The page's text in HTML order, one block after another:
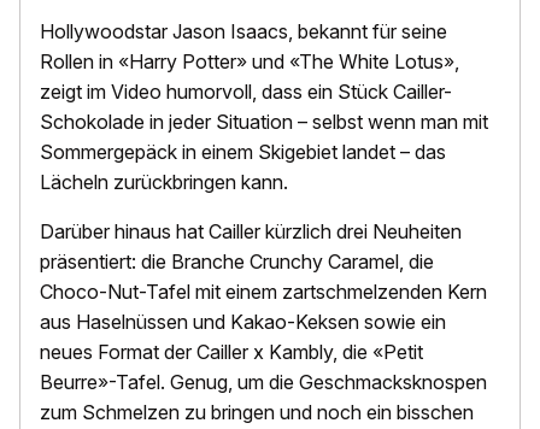
Hollywoodstar Jason Isaacs, bekannt für seine
Rollen in «Harry Potter» und «The White Lotus»,
zeigt im Video humorvoll, dass ein Stück Cailler-
Schokolade in jeder Situation – selbst wenn man mit
Sommergepäck in einem Skigebiet landet – das
Lächeln zurückbringen kann.
Darüber hinaus hat Cailler kürzlich drei Neuheiten
präsentiert: die Branche Crunchy Caramel, die
Choco-Nut-Tafel mit einem zartschmelzenden Kern
aus Haselnüssen und Kakao-Keksen sowie ein
neues Format der Cailler x Kambly, die «Petit
Beurre»-Tafel. Genug, um die Geschmacksknospen
zum Schmelzen zu bringen und noch ein bisschen